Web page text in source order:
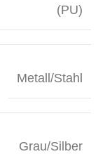
(PU)
Metall/Stahl
Grau/Silber